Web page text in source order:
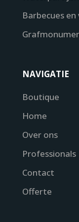
Barbecues
NAVIGATIE
Boutique
Home
Over ons
Professionals
Contact
Offerte